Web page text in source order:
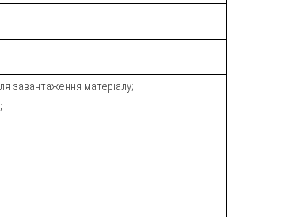
завантаження матеріалу;